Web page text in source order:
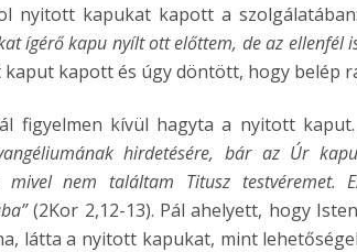
nyitott kapukat kapott a szolgálatában:
ígérő kapu nyílt ott előttem, de az ellenfél
kaput kapott és úgy döntött, hogy belép
figyelmen kívül hagyta a nyitott
hirdetésére, bár az Úr
mivel nem találtam Titusz testvéremet.
(2Kor 2,12-13). Pál ahelyett, hogy
látta a nyitott kapukat, mint